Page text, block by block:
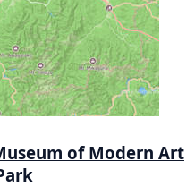
of Modern Art